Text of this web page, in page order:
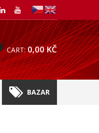
CART: 0,00KČ
BAZAR